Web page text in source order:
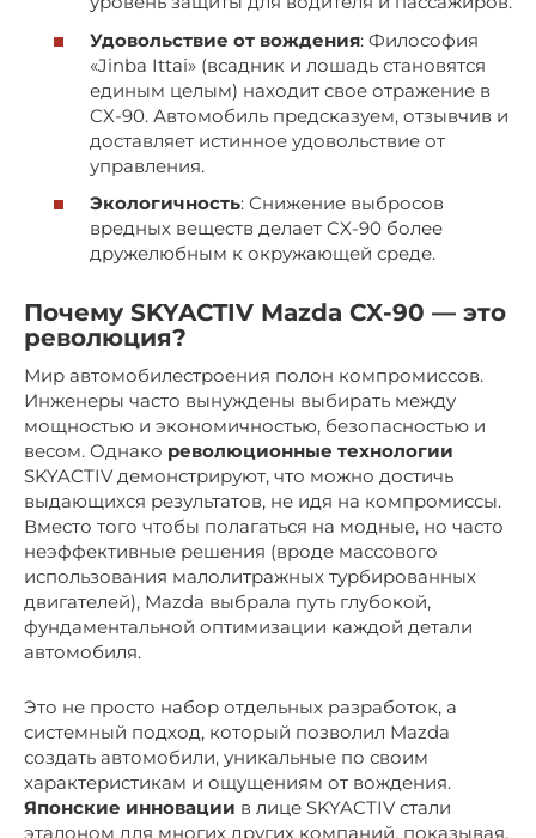
Удовольствие от вождения: Философия
«Jinba Ittai» (всадник и лошадь становятся
единым целым) находит свое отражение в
CX-90. Автомобиль предсказуем, отзывчив и
доставляет истинное удовольствие от
управления.
Экологичность: Снижение выбросов
вредных веществ делает CX-90 более
дружелюбным к окружающей среде.
Почему SKYACTIV Mazda CX-90 — это
революция?
Мир автомобилестроения полон компромиссов.
Инженеры часто вынуждены выбирать между
мощностью и экономичностью, безопасностью и
весом. Однако революционные технологии
SKYACTIV демонстрируют, что можно достичь
выдающихся результатов, не идя на компромиссы.
Вместо того чтобы полагаться на модные, но часто
неэффективные решения (вроде массового
использования малолитражных турбированных
двигателей), Mazda выбрала путь глубокой,
фундаментальной оптимизации каждой детали
автомобиля.
Это не просто набор отдельных разработок, а
системный подход, который позволил Mazda
создать автомобили, уникальные по своим
характеристикам и ощущениям от вождения.
Японские инновации в лице SKYACTIV стали
эталоном для многих других компаний, показывая,